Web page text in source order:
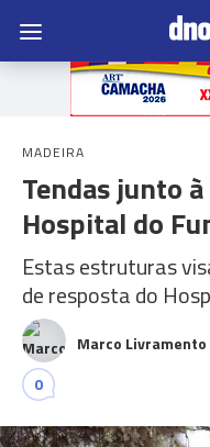
MADEIRA
Tendas junto
Hospital do
Estas estruturas
de resposta do
Marco Livramento
0